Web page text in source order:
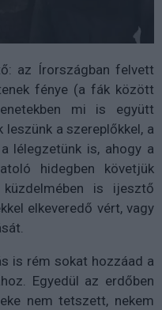
az Írországban felvett
fénye (a fák között
mi is együtt
a szereplőkkel, a
lélegzetünk is, ahogy a
hidegben követjük
is ijesztő
elkeveredő vért, vagy
is rém sokat hozzáad a
Egyedül az erdőben
nem tetszett, nekem